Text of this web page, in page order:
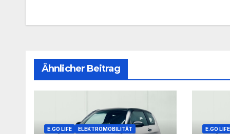
Ähnlicher Beitrag
E.GO LIFE ELEKTROMOBILITÄT E.GO LIFE